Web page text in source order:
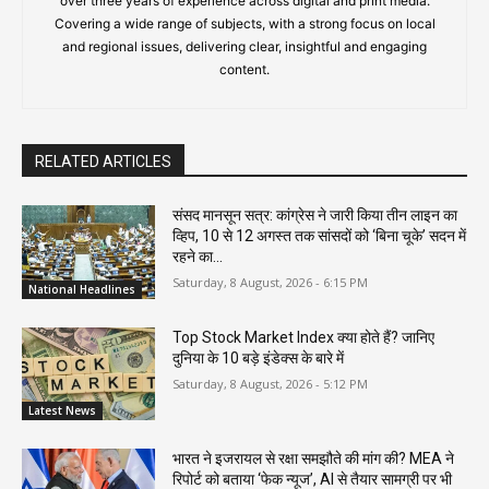
Covering a wide range of subjects, with a strong focus on local
and regional issues, delivering clear, insightful and engaging
content.
RELATED ARTICLES
National Headlines
संसद मानसून सत्र: कांग्रेस ने जारी किया तीन लाइन का
व्हिप, 10 से 12 अगस्त तक सांसदों को ‘बिना चूके’ सदन में
रहने का...
Saturday, 8 August, 2026 - 6:15 PM
Latest News
Top Stock Market Index क्या होते हैं? जानिए
दुनिया के 10 बड़े इंडेक्स के बारे में
Saturday, 8 August, 2026 - 5:12 PM
भारत ने इजरायल से रक्षा समझौते की मांग की? MEA ने
रिपोर्ट को बताया ‘फेक न्यूज’, AI से तैयार सामग्री पर भी